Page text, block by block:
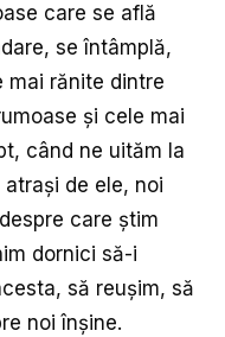
care se află
se întâmplă,
mai rănite dintre
și cele mai
când ne uităm la
de ele, noi
care știm
dornici să-i
să reușim, să
noi înșine.